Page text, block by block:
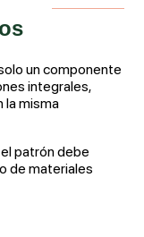
un componente
integrales,
la misma
patrón debe
de materiales